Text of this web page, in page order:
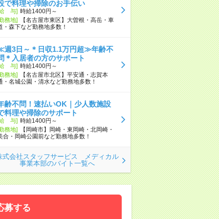
で料理や掃除のお手伝い
与] 時給1400円～
務地]
【名古屋市東区】大曽根・高岳・車
・森下など勤務地多数！
3日～＊日収1.1万円超≫年齢不
＊入居者の方のサポート
与] 時給1400円～
務地]
【名古屋市北区】平安通・志賀本
・名城公園・清水など勤務地多数！
齢不問！速払いOK｜少人数施設
料理や掃除のサポート
与] 時給1400円～
務地]
【岡崎市】岡崎・東岡崎・北岡崎・
合・岡崎公園前など勤務地多数！
式会社スタッフサービス メディカル
事業本部のバイト一覧へ
募する